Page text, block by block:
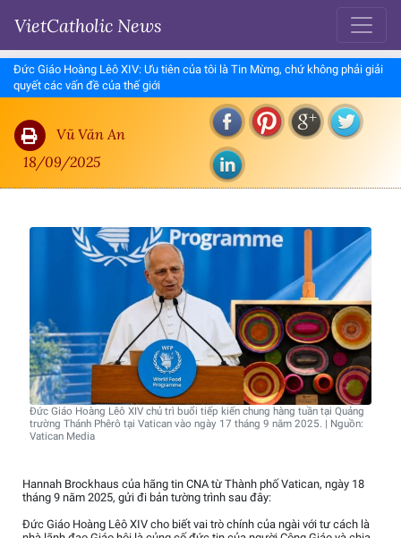
VietCatholic News
Đức Giáo Hoàng Lêô XIV: Ưu tiên của tôi là Tin Mừng, chứ không phải giải
quyết các vấn đề của thế giới
Vũ Văn An
18/09/2025
Đức Giáo Hoàng Lêô XIV chủ trì buổi tiếp kiến chung hàng tuần tại Quảng
trường Thánh Phêrô tại Vatican vào ngày 17 tháng 9 năm 2025. | Nguồn:
Vatican Media
Hannah Brockhaus của hãng tin CNA từ Thành phố Vatican, ngày 18
tháng 9 năm 2025, gửi đi bản tường trình sau đây:
Đức Giáo Hoàng Lêô XIV cho biết vai trò chính của ngài với tư cách là